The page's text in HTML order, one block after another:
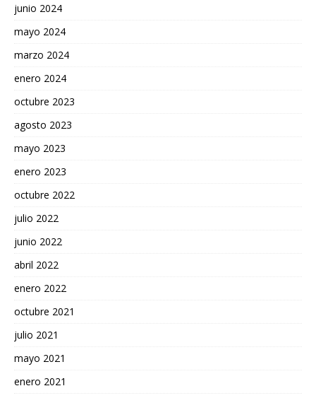
junio 2024
mayo 2024
marzo 2024
enero 2024
octubre 2023
agosto 2023
mayo 2023
enero 2023
octubre 2022
julio 2022
junio 2022
abril 2022
enero 2022
octubre 2021
julio 2021
mayo 2021
enero 2021